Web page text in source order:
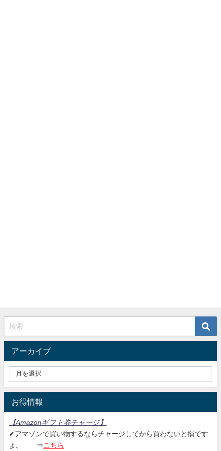
アーカイブ
お得情報
【Amazonギフト券チャージ 】
✔アマゾンで買い物するならチャージしてから買わないと損です
よ。
⇒ こちら